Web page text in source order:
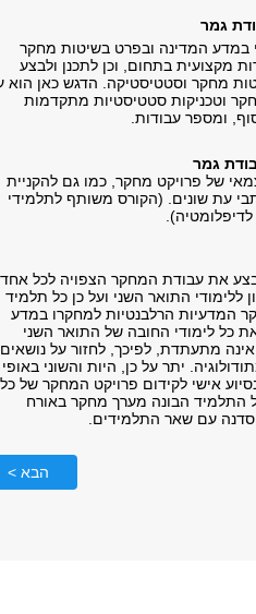
במדע המדינה ובפרט בשיטות מחקר
מקצועית בתחום, וכן לתכנן ולבצע
מחקר וסטטיסטיקה. הדגש כאן הוא
וטכניקות סטטיסטיות מתקדמות
ומספר עבודות.
של פרויקט מחקר, כמו גם להקניית
עת שונים. (הקורס משותף לתלמידי
את עבודת המחקר הצפויה לכל אחד
התואר השני ועל כן כל תלמיד
המדעיות הרלבנטיות למחקרו במדע
כל לימודי החובה של התואר השני
מתעתדת, לפיכך, לחזור על נושאים
יתר על כן, היות והשוני באופי
אישי לקידום פרויקט המחקר של כל
התלמיד הבונה מערך מחקר באורח
עם שאר התלמידים.
הבא >